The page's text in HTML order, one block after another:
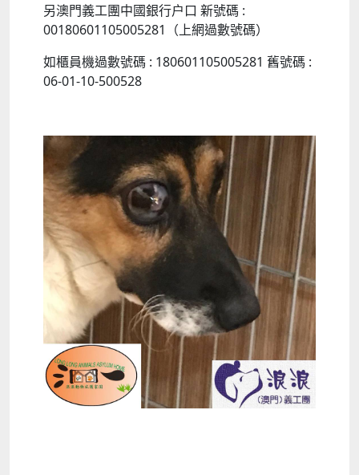
另澳門義工團中國銀行户口 新號碼 :
00180601105005281（上網過數號碼）
如櫃員機過數號碼 : 180601105005281 舊號碼 :
06-01-10-500528